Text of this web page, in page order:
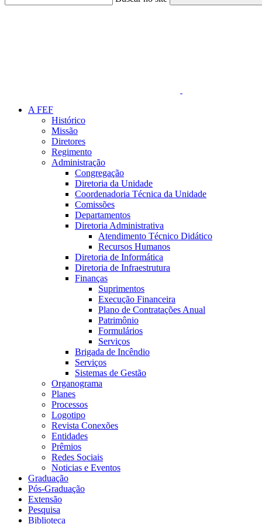
A FEF
Histórico
Missão
Diretores
Regimento
Administração
Congregação
Diretoria da Unidade
Coordenadoria Técnica da Unidade
Comissões
Departamentos
Diretoria Administrativa
Atendimento Técnico Didático
Recursos Humanos
Diretoria de Informática
Diretoria de Infraestrutura
Finanças
Suprimentos
Execução Financeira
Plano de Contratações Anual
Patrimônio
Formulários
Serviços
Brigada de Incêndio
Serviços
Sistemas de Gestão
Organograma
Planes
Processos
Logotipo
Revista Conexões
Entidades
Prêmios
Redes Sociais
Noticias e Eventos
Graduação
Pós-Graduação
Extensão
Pesquisa
Biblioteca